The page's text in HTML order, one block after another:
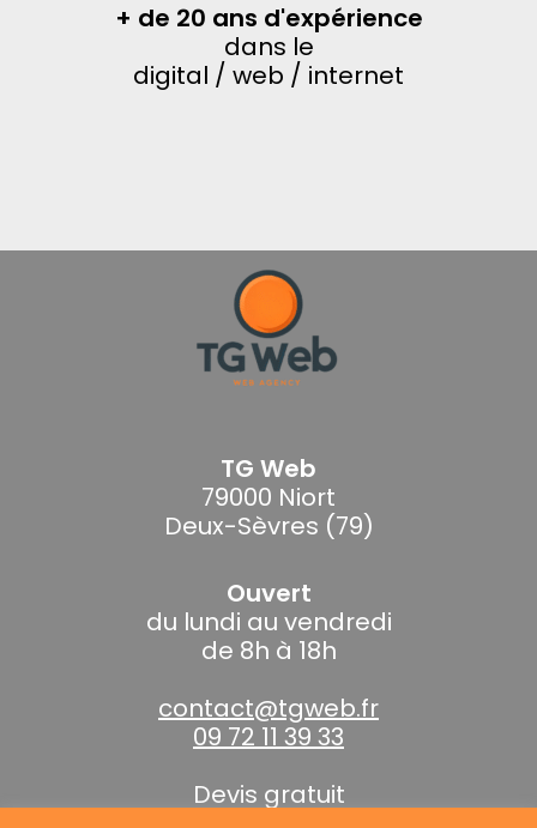
+ de 20 ans d'expérience
dans le
digital / web / internet
TG Web
79000 Niort
Deux-Sèvres (79)
Ouvert
du lundi au vendredi
de 8h à 18h
contact@tgweb.fr
09 72 11 39 33
Devis gratuit